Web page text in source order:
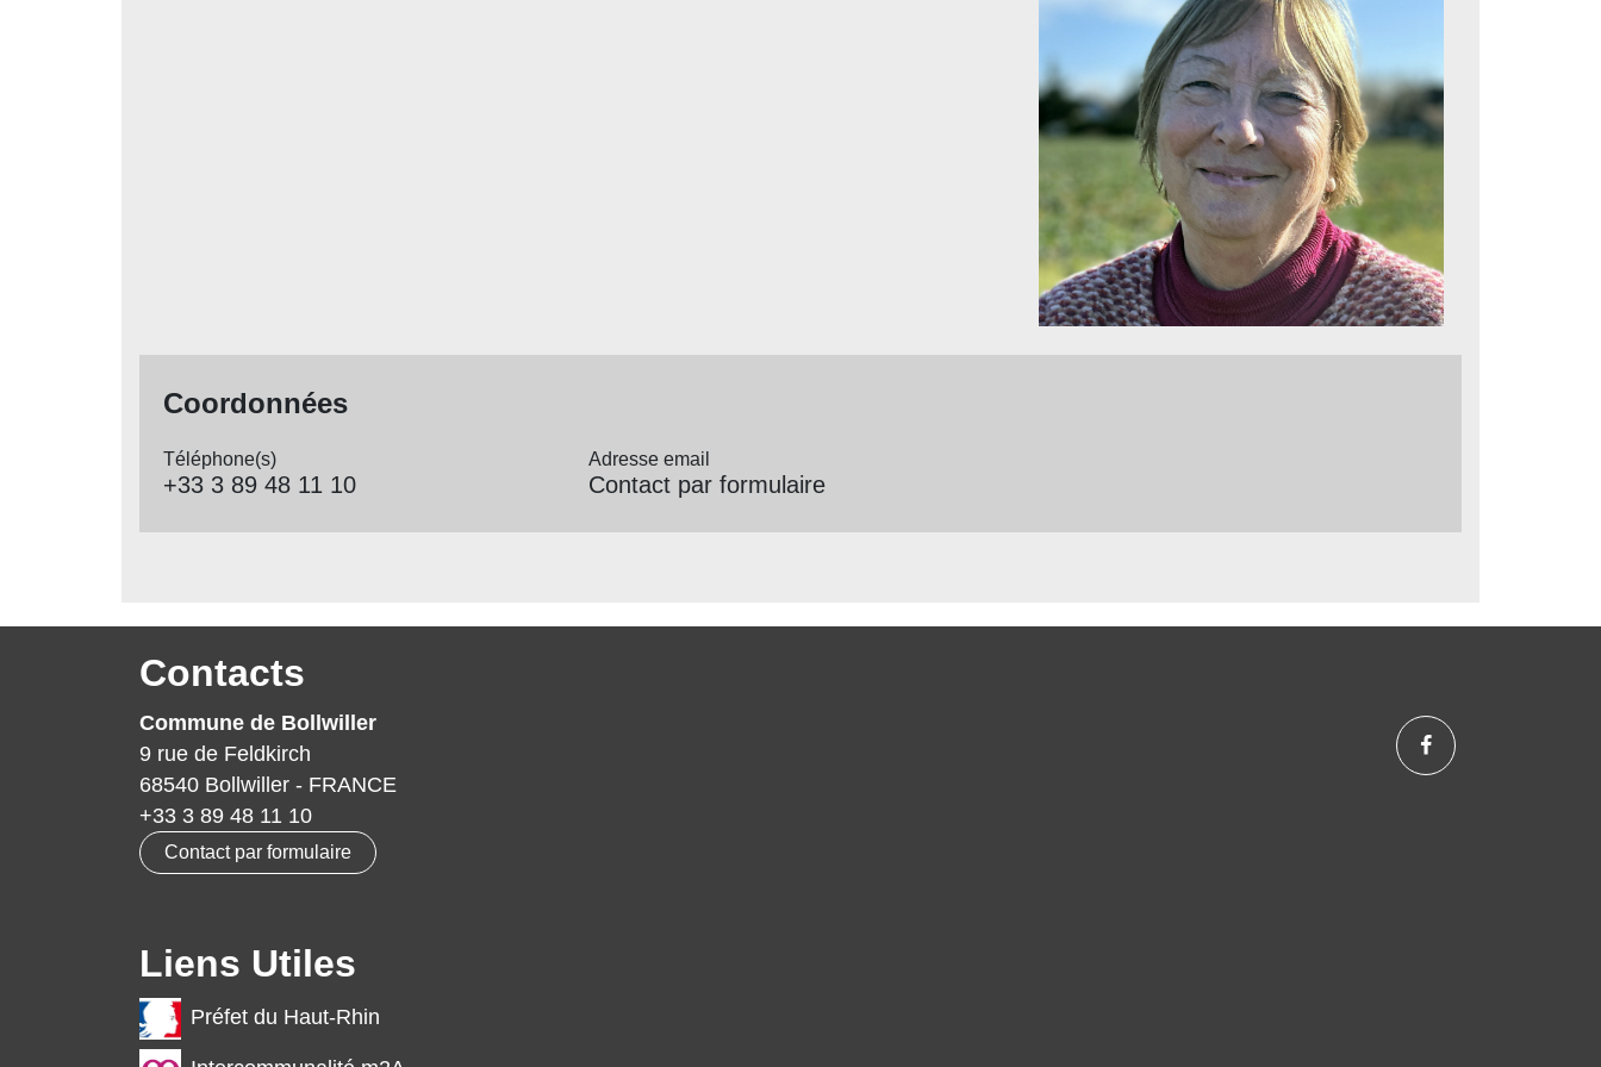
Coordonnées
Téléphone(s)
+33 3 89 48 11 10
Adresse email
Contact par formulaire
Contacts
Commune de Bollwiller
9 rue de Feldkirch
68540 Bollwiller - FRANCE
+33 3 89 48 11 10
Contact par formulaire
Liens Utiles
Préfet du Haut-Rhin